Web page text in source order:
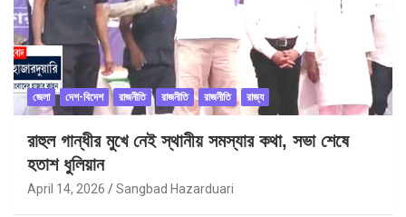
জেলা দেশ-বিদেশ রাজনীতি রাজনীতি রাজনীতি রাজ্য
রাহুল গান্ধীর মুখে নেই স্থানীয় সমস্যার কথা, সভা শেষে
হতাশ ধুলিয়ান
April 14, 2026 Sangbad Hazarduari